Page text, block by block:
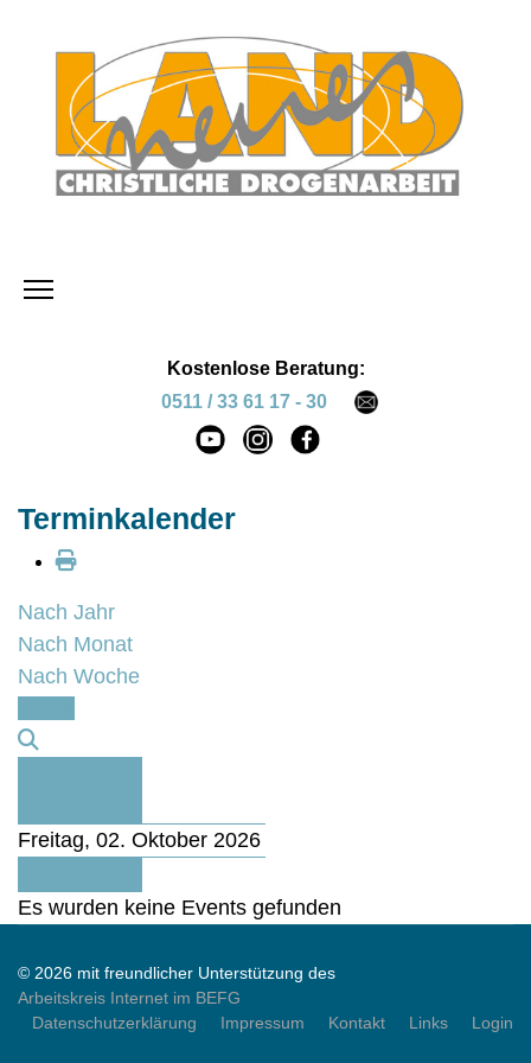
Kostenlose Beratung:
0511 / 33 61 17 - 30
Terminkalender
Nach Jahr
Nach Monat
Nach Woche
Freitag, 02. Oktober 2026
Es wurden keine Events gefunden
© 2026 mit freundlicher Unterstützung des
Arbeitskreis Internet im BEFG
Datenschutzerklärung
Impressum Kontakt Links Login